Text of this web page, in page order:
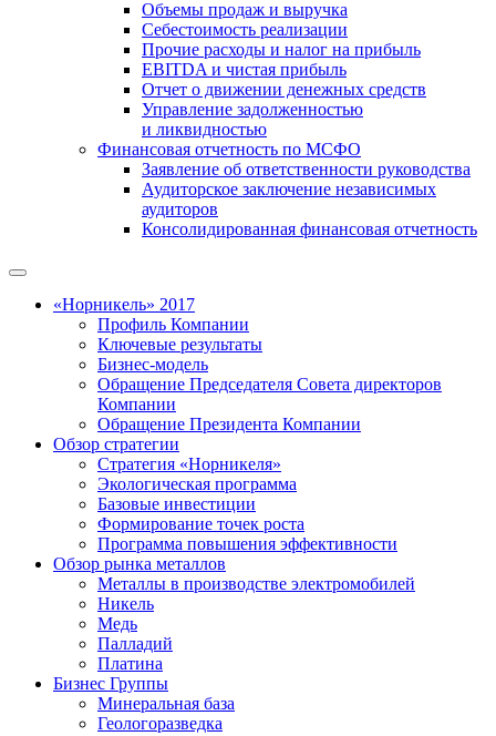
Объемы продаж и выручка
Себестоимость реализации
Прочие расходы и налог на прибыль
EBITDA и чистая прибыль
Отчет о движении денежных средств
Управление задолженностью
и ликвидностью
Финансовая отчетность по МСФО
Заявление об ответственности руководства
Аудиторское заключение независимых
аудиторов
Консолидированная финансовая отчетность
«Норникель» 2017
Профиль Компании
Ключевые результаты
Бизнес-модель
Обращение Председателя Совета директоров
Компании
Обращение Президента Компании
Обзор стратегии
Стратегия «Норникеля»
Экологическая программа
Базовые инвестиции
Формирование точек роста
Программа повышения эффективности
Обзор рынка металлов
Металлы в производстве электромобилей
Никель
Медь
Палладий
Платина
Бизнес Группы
Минеральная база
Геологоразведка